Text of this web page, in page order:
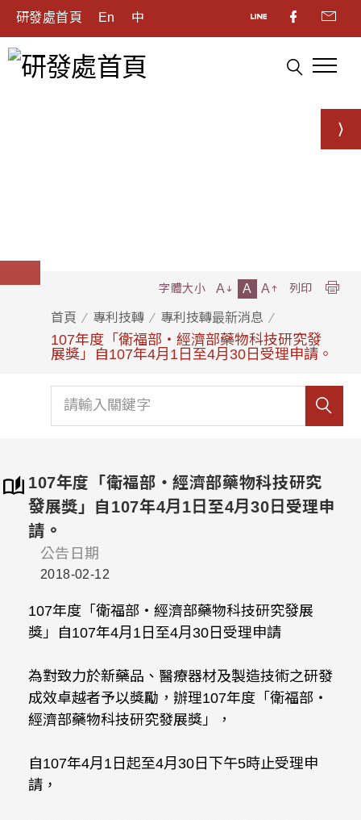
研發處首頁 En 中
首頁 專利技轉 專利技轉最新消息
107年度「衛福部‧經濟部藥物科技研究發
展獎」自107年4月1日至4月30日受理申請。
字體大小 A A A 列印
107年度「衛福部‧經濟部藥物科技研究
發展獎」自107年4月1日至4月30日受理申
請。
公告日期
2018-02-12
107年度「衛福部‧經濟部藥物科技研究發展
獎」自107年4月1日至4月30日受理申請
為對致力於新藥品、醫療器材及製造技術之研發
成效卓越者予以獎勵，辦理107年度「衛福部‧
經濟部藥物科技研究發展獎」，
自107年4月1日起至4月30日下午5時止受理申
請，